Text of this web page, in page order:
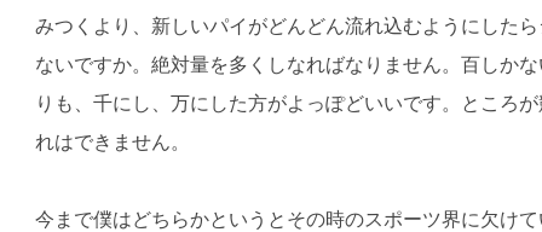
みつくより、新しいパイがどんどん流れ込むようにした
ないですか。絶対量を多くしなればなりません。百しか
りも、千にし、万にした方がよっぽどいいです。ところ
れはできません。
今まで僕はどちらかというとその時のスポーツ界に欠け